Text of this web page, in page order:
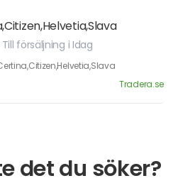
Till försäljning i Idag
Tradera.se
det du söker?